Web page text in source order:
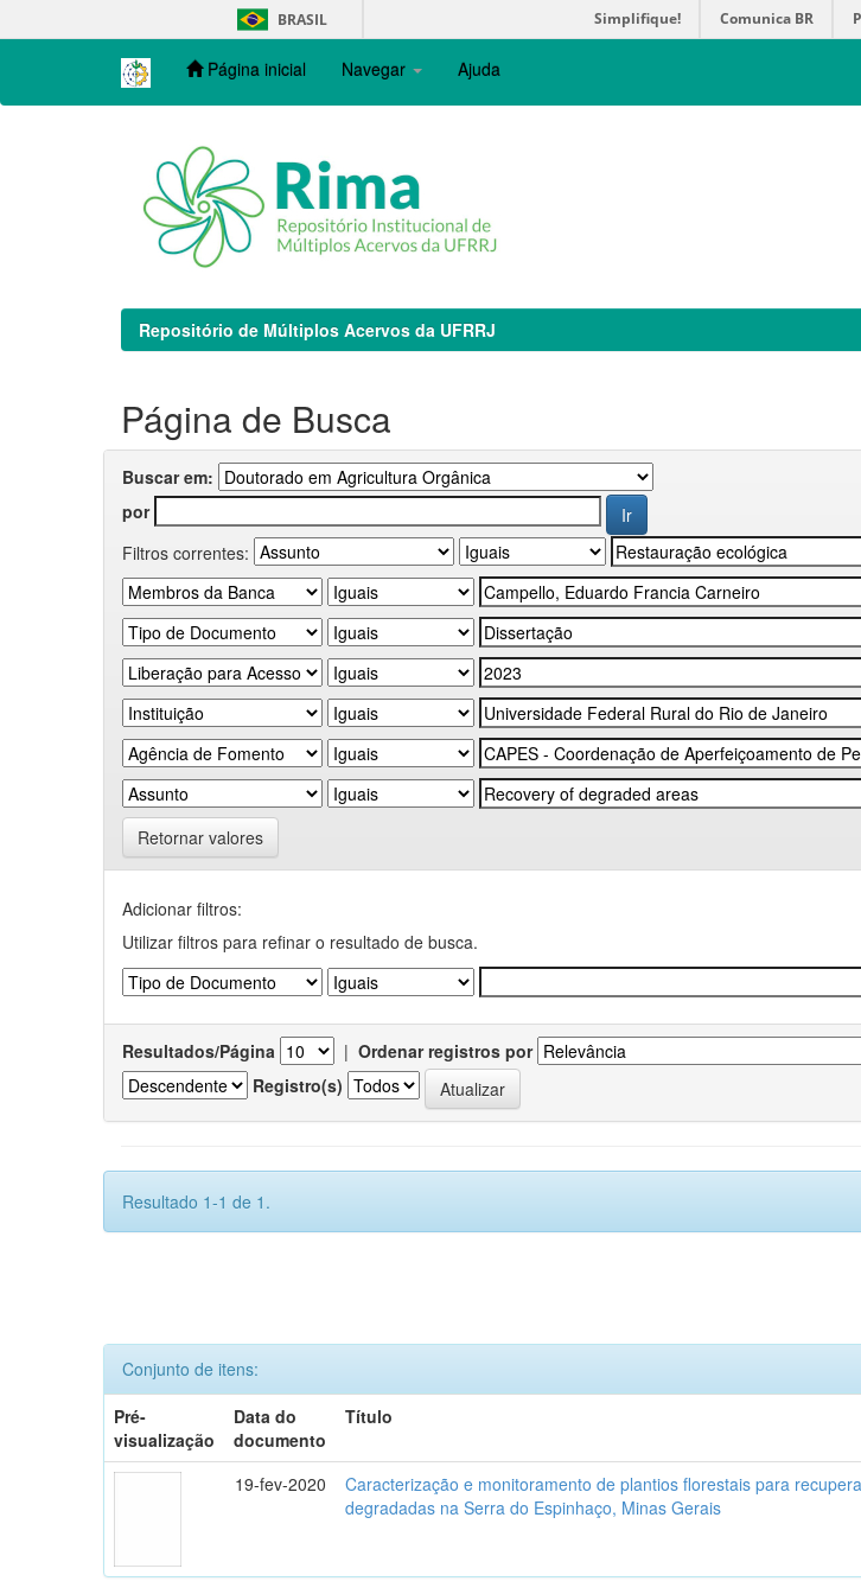
navigation
BRASIL Simplifique! Comunica BR
Página inicial Navegar Ajuda
Repositório de Múltiplos Acervos da UFRRJ
Página de Busca
Buscar em:
por
Filtros correntes:
Retornar valores
Adicionar filtros:
Utilizar filtros para refinar o resultado de busca.
Resultados/Página | Ordenar registros por
Registro(s)
Resultado 1-1 de 1.
Conjunto de itens:
Pré-
visualização
Data do
documento
Título
19-fev-2020
Caracterização e monitoramento de plantios florestais para
degradadas na Serra do Espinhaço, Minas Gerais